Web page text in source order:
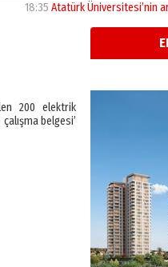
Atatürk Üniversitesi’nin
200 elektrik
belgesi’